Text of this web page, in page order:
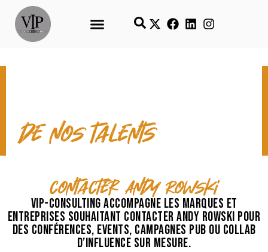
CONTACT & TEMPS FORTS
de nos talents
contacter Andy Rowski
VIP-Consulting accompagne les marques et
entreprises souhaitant contacter Andy Rowski pour
des conférences, events, campagnes pub ou collab
d’influence sur mesure.